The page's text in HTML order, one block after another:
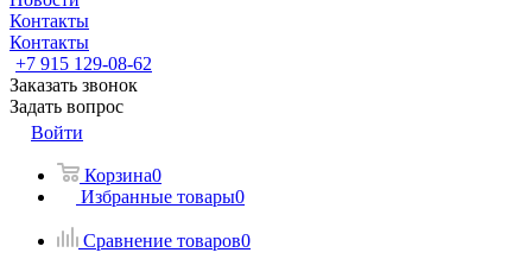
Контакты
Контакты
+7 915 129-08-62
Заказать звонок
Задать вопрос
Войти
Корзина0
Избранные товары0
Сравнение товаров0